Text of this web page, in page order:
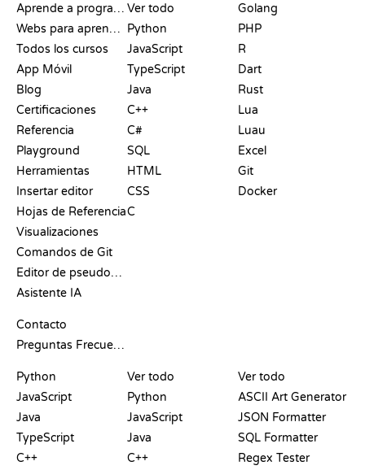
Aprende a programar
Webs para aprender a programar gratis
Todos los cursos
App Móvil
Blog
Certificaciones
Referencia
Playground
Herramientas
Insertar editor
Hojas de Referencia
Visualizaciones
Comandos de Git
Editor de pseudocódigo
Asistente IA
Contacto
Preguntas Frecuentes
Ver todo
Python
JavaScript
TypeScript
Java
C++
C#
SQL
HTML
CSS
C
Golang
PHP
R
Dart
Rust
Lua
Luau
Excel
Git
Docker
Python
JavaScript
Java
TypeScript
C++
Ver todo
Python
JavaScript
Java
C++
Ver todo
ASCII Art Generator
JSON Formatter
SQL Formatter
Regex Tester